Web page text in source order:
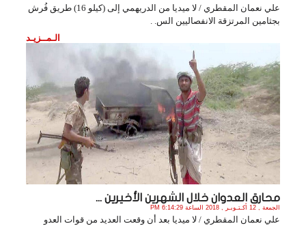
علي نعمان المقطري / لا ميديا من الدريهمي إلى (كيلو 16) طريق فُرش
بجثامين المرتزقة الانفصاليين الس. .
الـمــزيـد
محارق العدوان خلال الشهرين الأخيرين ...
الجمعة , 12 أكـتـوبـر , 2018 الساعة 6:14:29 PM
علي نعمان المقطري / لا ميديا بعد أن وقعت العديد من قوات العدو